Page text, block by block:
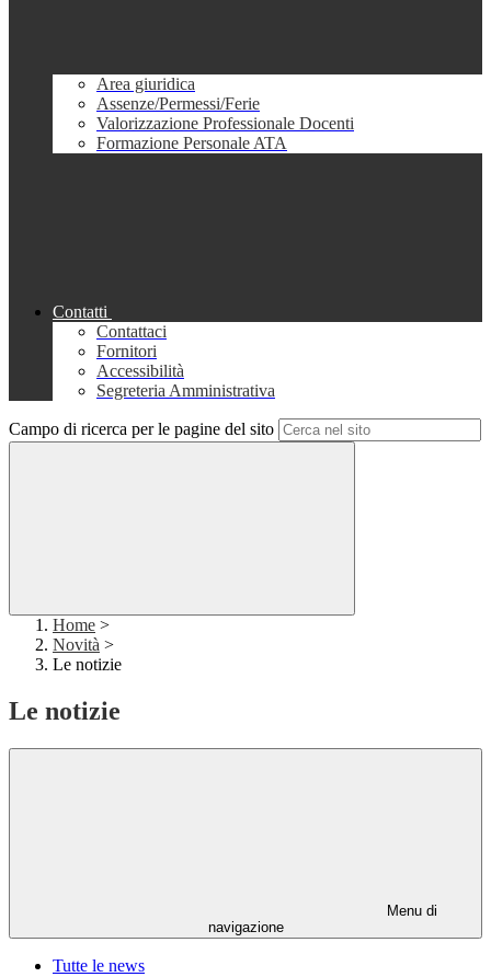
Area giuridica
Assenze/Permessi/Ferie
Valorizzazione Professionale Docenti
Formazione Personale ATA
Contatti
Contattaci
Fornitori
Accessibilità
Segreteria Amministrativa
Campo di ricerca per le pagine del sito
Home >
Novità >
Le notizie
Le notizie
Menu di
navigazione
Tutte le news